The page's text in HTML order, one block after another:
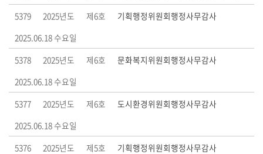
시
정
질
문
변
분
자
5379
2025년도 제6호
기획행정위원회행정사무감사
2025.06.18 수요일
5378
2025년도 제6호
문화복지위원회행정사무감사
2025.06.18 수요일
5377
2025년도 제6호
도시환경위원회행정사무감사
2025.06.18 수요일
5376
2025년도 제5호
기획행정위원회행정사무감사